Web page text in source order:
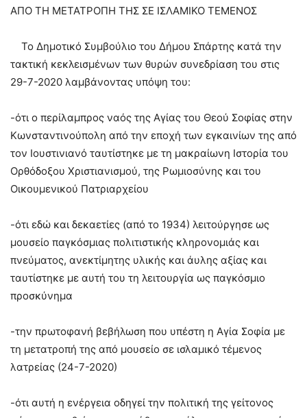
ΑΠΟ ΤΗ ΜΕΤΑΤΡΟΠΗ ΤΗΣ ΣΕ ΙΣΛΑΜΙΚΟ ΤΕΜΕΝΟΣ
Το Δημοτικό Συμβούλιο του Δήμου Σπάρτης κατά την
τακτική κεκλεισμένων των θυρών συνεδρίαση του στις
29-7-2020 λαμβάνοντας υπόψη του:
-ότι ο περίλαμπρος ναός της Αγίας του Θεού Σοφίας στην
Κωνσταντινούπολη από την εποχή των εγκαινίων της από
τον Ιουστινιανό ταυτίστηκε με τη μακραίωνη Ιστορία του
Ορθόδοξου Χριστιανισμού, της Ρωμιοσύνης και του
Οικουμενικού Πατριαρχείου
-ότι εδώ και δεκαετίες (από το 1934) λειτούργησε ως
μουσείο παγκόσμιας πολιτιστικής κληρονομιάς και
πνεύματος, ανεκτίμητης υλικής και άυλης αξίας και
ταυτίστηκε με αυτή του τη λειτουργία ως παγκόσμιο
προσκύνημα
-την πρωτοφανή βεβήλωση που υπέστη η Αγία Σοφία με
τη μετατροπή της από μουσείο σε ισλαμικό τέμενος
λατρείας (24-7-2020)
-ότι αυτή η ενέργεια οδηγεί την πολιτική της γείτονος